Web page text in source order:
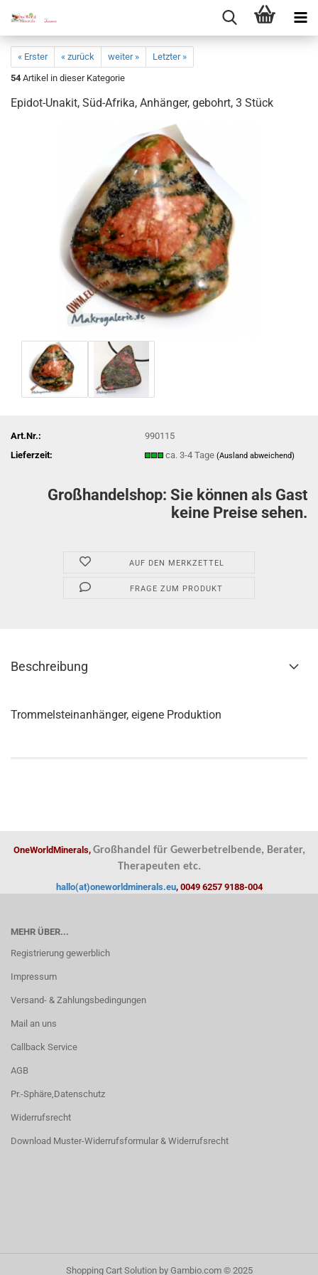
« Erster « zurück weiter »
Letzter »
54 Artikel in dieser Kategorie
Epidot-​Unakit, Süd-​Afrika, An­hän­ger, ge­bohrt, 3 Stück
Art.Nr.:
990115
Lieferzeit:
ca. 3-4 Tage(Ausland abweichend)
Großhandelshop: Sie können als Gast
keine Preise sehen.
AUF DEN MERKZETTEL
FRAGE ZUM PRODUKT
Beschreibung
Trommelsteinanhänger, eigene Produktion
OneWorldMinerals, Großhandel für Gewerbetreibende, Berater,
Therapeuten etc.
hallo(at)oneworldminerals.eu, 0049 6257 9188-004
MEHR ÜBER...
Registrierung gewerblich
Impressum
Versand- & Zahlungsbedingungen
Mail an uns
Callback Service
AGB
Pr.-Sphäre,Datenschutz
Widerrufsrecht
Download Muster-Widerrufsformular & Widerrufsrecht
Shopping Cart Solutionby Gambio.com © 2025